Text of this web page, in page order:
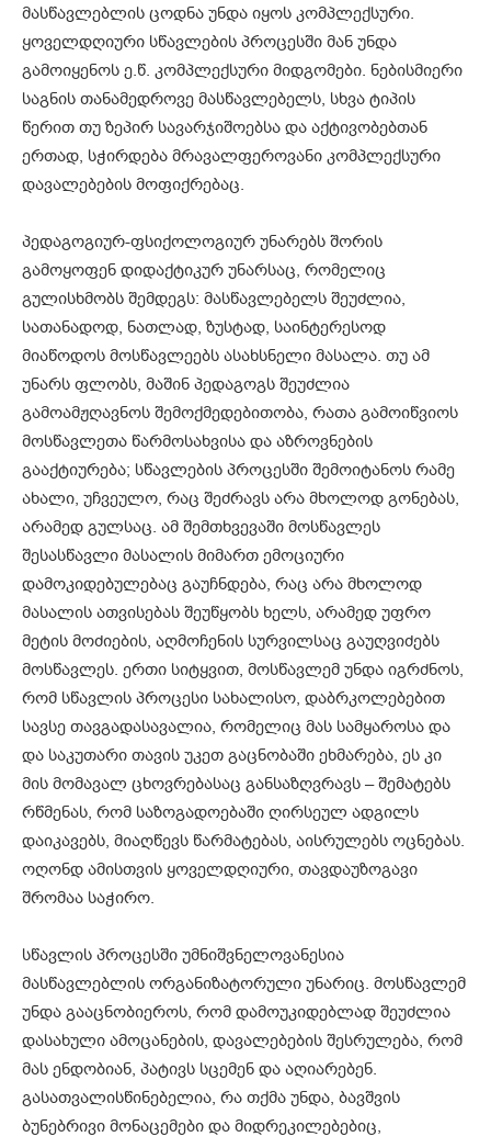
მასწავლებლის ცოდნა უნდა იყოს კომპლექსური.
ყოველდღიური სწავლების პროცესში მან უნდა
გამოიყენოს ე.წ. კომპლექსური მიდგომები. ნებისმიერი
საგნის თანამედროვე მასწავლებელს, სხვა ტიპის
წერით თუ ზეპირ სავარჯიშოებსა და აქტივობებთან
ერთად, სჭირდება მრავალფეროვანი კომპლექსური
დავალებების მოფიქრებაც.
პედაგოგიურ-ფსიქოლოგიურ უნარებს შორის
გამოყოფენ დიდაქტიკურ უნარსაც, რომელიც
გულისხმობს შემდეგს: მასწავლებელს შეუძლია,
სათანადოდ, ნათლად, ზუსტად, საინტერესოდ
მიაწოდოს მოსწავლეებს ასახსნელი მასალა. თუ ამ
უნარს ფლობს, მაშინ პედაგოგს შეუძლია
გამოამჟღავნოს შემოქმედებითობა, რათა გამოიწვიოს
მოსწავლეთა წარმოსახვისა და აზროვნების
გააქტიურება; სწავლების პროცესში შემოიტანოს რამე
ახალი, უჩვეულო, რაც შეძრავს არა მხოლოდ გონებას,
არამედ გულსაც. ამ შემთხვევაში მოსწავლეს
შესასწავლი მასალის მიმართ ემოციური
დამოკიდებულებაც გაუჩნდება, რაც არა მხოლოდ
მასალის ათვისებას შეუწყობს ხელს, არამედ უფრო
მეტის მოძიების, აღმოჩენის სურვილსაც გაუღვიძებს
მოსწავლეს. ერთი სიტყვით, მოსწავლემ უნდა იგრძნოს,
რომ სწავლის პროცესი სახალისო, დაბრკოლებებით
სავსე თავგადასავალია, რომელიც მას სამყაროსა და
და საკუთარი თავის უკეთ გაცნობაში ეხმარება, ეს კი
მის მომავალ ცხოვრებასაც განსაზღვრავს – შემატებს
რწმენას, რომ საზოგადოებაში ღირსეულ ადგილს
დაიკავებს, მიაღწევს წარმატებას, აისრულებს ოცნებას.
ოღონდ ამისთვის ყოველდღიური, თავდაუზოგავი
შრომაა საჭირო.
სწავლის პროცესში უმნიშვნელოვანესია
მასწავლებლის ორგანიზატორული უნარიც. მოსწავლემ
უნდა გააცნობიეროს, რომ დამოუკიდებლად შეუძლია
დასახული ამოცანების, დავალებების შესრულება, რომ
მას ენდობიან, პატივს სცემენ და აღიარებენ.
გასათვალისწინებელია, რა თქმა უნდა, ბავშვის
ბუნებრივი მონაცემები და მიდრეკილებებიც,